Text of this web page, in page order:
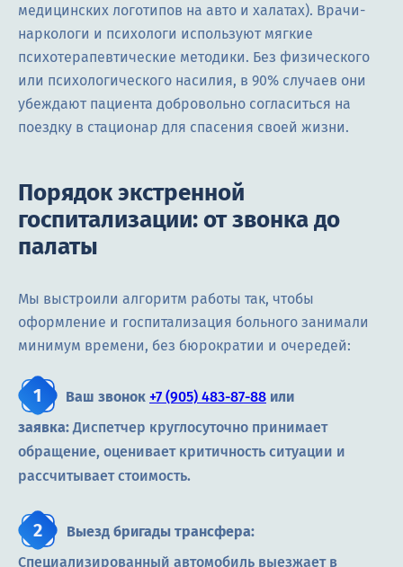
медицинских логотипов на авто и халатах). Врачи-
наркологи и психологи используют мягкие
психотерапевтические методики. Без физического
или психологического насилия, в 90% случаев они
убеждают пациента добровольно согласиться на
поездку в стационар для спасения своей жизни.
Порядок экстренной
госпитализации: от звонка до
палаты
Мы выстроили алгоритм работы так, чтобы
оформление и госпитализация больного занимали
минимум времени, без бюрократии и очередей:
Ваш звонок +7 (905) 483-87-88 или
заявка: Диспетчер круглосуточно принимает
обращение, оценивает критичность ситуации и
рассчитывает стоимость.
Выезд бригады трансфера:
Специализированный автомобиль выезжает в